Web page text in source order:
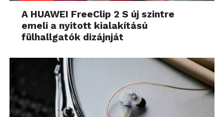
A HUAWEI FreeClip 2 S új szintre
emeli a nyitott kialakítású
fülhallgatók dizájnját